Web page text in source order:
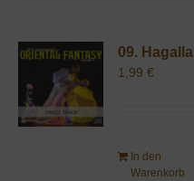
09. Hagalla
1,99€
In den
Warenkorb